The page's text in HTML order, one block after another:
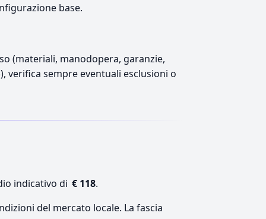
base.
(materiali, manodopera, garanzie,
verifica sempre eventuali esclusioni o
indicativo di € 118.
del mercato locale. La fascia